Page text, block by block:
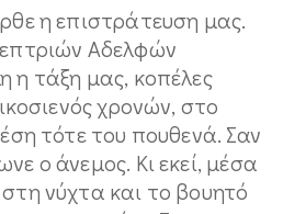
η επιστράτευση μας.
Αδελφών
η τάξη μας, κοπέλες
χρονών, στο
τότε του πουθενά. Σαν
ο άνεμος. Κι εκεί, μέσα
νύχτα και το βουητό